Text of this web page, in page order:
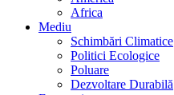
Africa
Mediu
Schimbări Climatice
Politici Ecologice
Poluare
Dezvoltare Durabilă